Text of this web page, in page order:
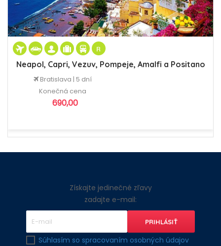
Neapol, Capri, Vezuv, Pompeje, Amalfi a Positano
Bratislava | 5 dní
Konečná cena
690,00
Získajte jedinečné zľavy
zadajte e-mail:
Súhlasím so spracovaním osobných údajov